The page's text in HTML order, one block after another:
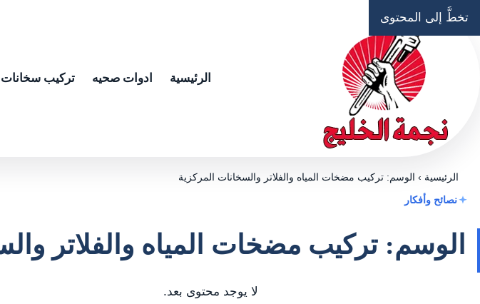
تخطَّ إلى المحتوى
الرئيسية ادوات صحيه تركيب سخانات
الرئيسية › الوسم: تركيب مضخات المياه والفلاتر والسخانات المركزية
نصائح وأفكار
الوسم: تركيب مضخات المياه والفلاتر
لا يوجد محتوى بعد.